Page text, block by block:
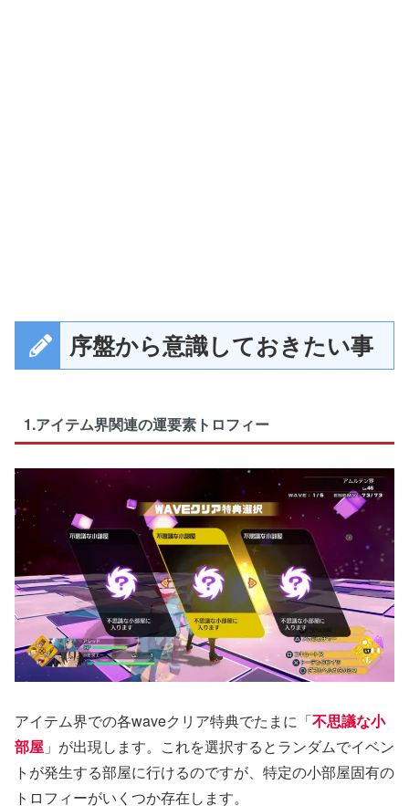
序盤から意識しておきたい事
1.アイテム界関連の運要素トロフィー
アイテム界での各waveクリア特典でたまに「不思議な小
部屋 」が出現します。これを選択するとランダムでイベン
トが発生する部屋に行けるのですが、特定の小部屋固有の
トロフィーがいくつか存在します。